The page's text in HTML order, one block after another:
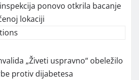
ponovo otkrila bacanje
lokaciji
„Živeti uspravno“ obeležilo
protiv dijabetesa